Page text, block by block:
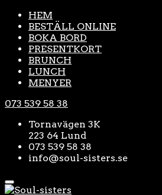
HEM
BESTÄLL ONLINE
BOKA BORD
PRESENTKORT
BRUNCH
LUNCH
MENYER
073 539 58 38
Tornavägen 3K
223 64 Lund
073 539 58 38
info@soul-sisters.se